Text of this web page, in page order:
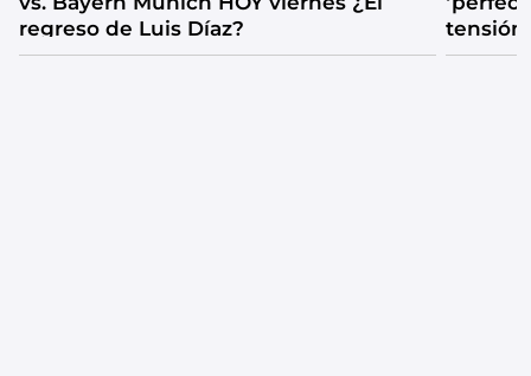
regreso de Luis Díaz?
tensión
catarsis